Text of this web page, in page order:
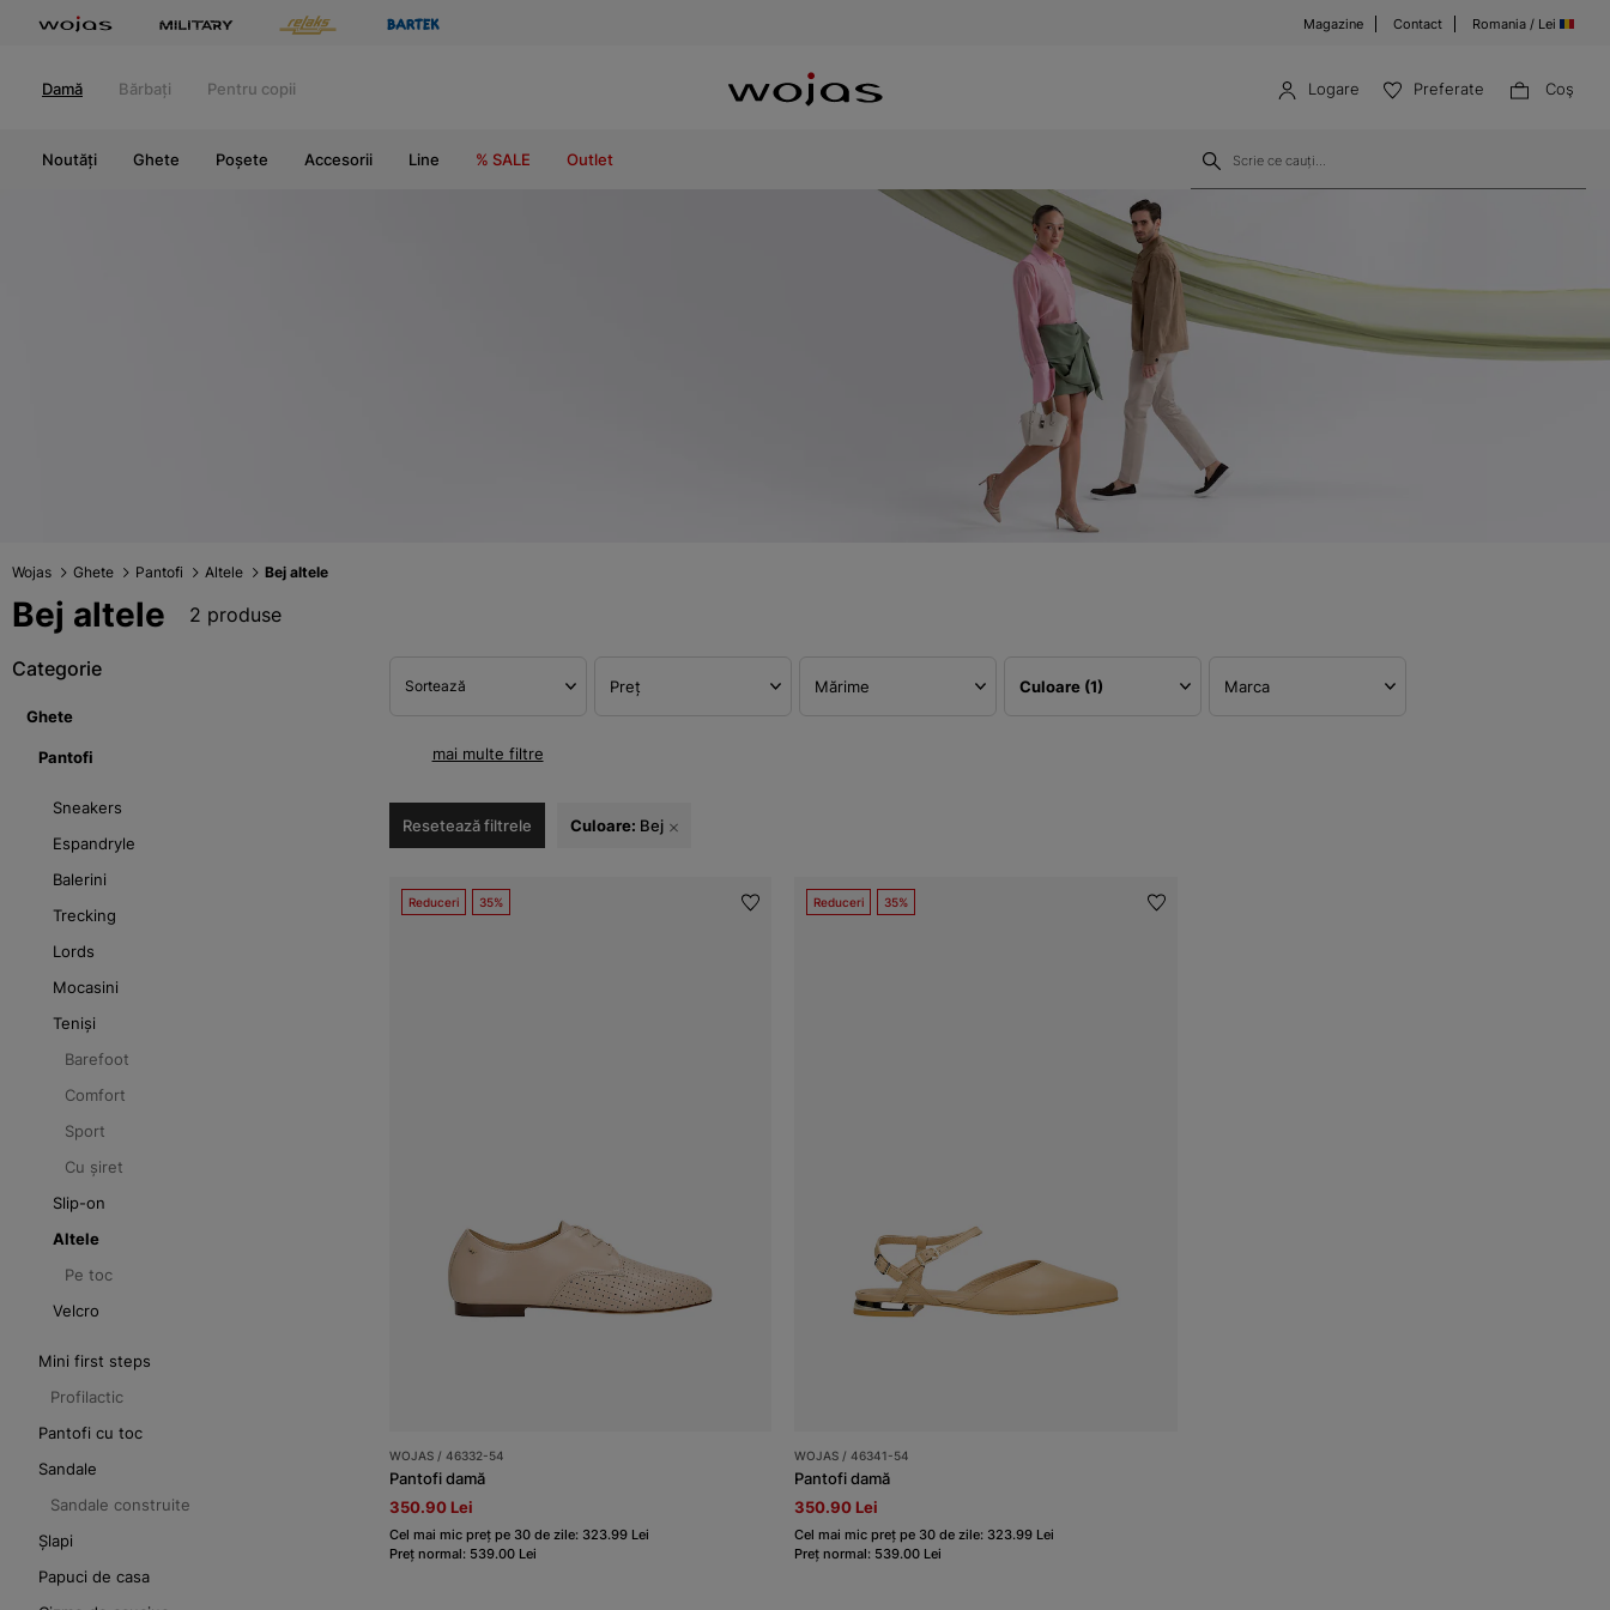
Magazine Contact Romania / Lei
Damă Bărbați Pentru copii Logare Preferate Coş
Noutăți Ghete Poșete Accesorii Line % SALE Outlet
Wojas Ghete Pantofi Altele Bej altele
Bej altele 2 produse
Categorie
Ghete
Pantofi
Sneakers
Espandryle
Balerini
Trecking
Lords
Mocasini
Teniși
Barefoot
Comfort
Sport
Cu șiret
Slip-on
Altele
Pe toc
Velcro
Mini first steps
Profilactic
Pantofi cu toc
Sandale
Sandale construite
Șlapi
Papuci de casa
Sortează Preț Mărime Culoare (1) Marca
mai multe filtre
Resetează filtrele Culoare: Bej
Reduceri 35%
WOJAS / 46332-54
Pantofi damă
350.90 Lei
Cel mai mic preț pe 30 de zile: 323.99 Lei
Preț normal: 539.00 Lei
Reduceri 35%
WOJAS / 46341-54
Pantofi damă
350.90 Lei
Cel mai mic preț pe 30 de zile: 323.99 Lei
Preț normal: 539.00 Lei